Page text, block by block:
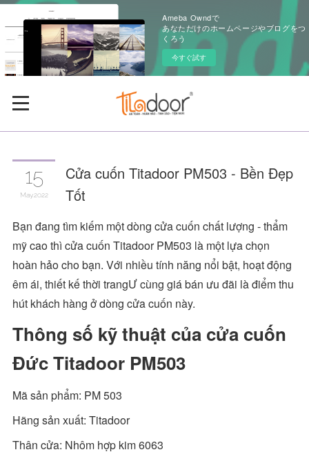
Ameba Owndで
あなただけのホームページやブログをつ
くろう
今すぐ試す
15
May 2022
Cửa cuốn Titadoor PM503 - Bền Đẹp
Tốt
Bạn đang tìm kiếm một dòng cửa cuốn chất lượng - thẩm
mỹ cao thì cửa cuốn Titadoor PM503 là một lựa chọn
hoàn hảo cho bạn. Với nhiều tính năng nổi bật, hoạt động
êm ái, thiết kế thời trangƯ cùng giá bán ưu đãi là điểm thu
hút khách hàng ở dòng cửa cuốn này.
Thông số kỹ thuật của cửa cuốn
Đức Titadoor PM503
Mã sản phẩm: PM 503
Hãng sản xuất: Titadoor
Thân cửa: Nhôm hợp kim 6063